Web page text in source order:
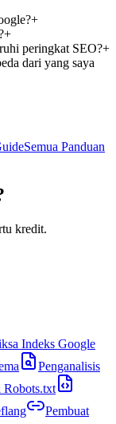
+
+
peringkat SEO?+
dari yang saya
Semua Panduan
kredit.
Indeks Google
Penganalisis
Robots.txt
Pembuat